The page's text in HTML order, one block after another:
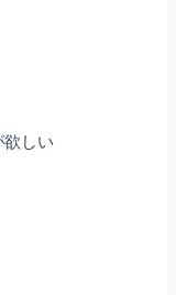
欲しい